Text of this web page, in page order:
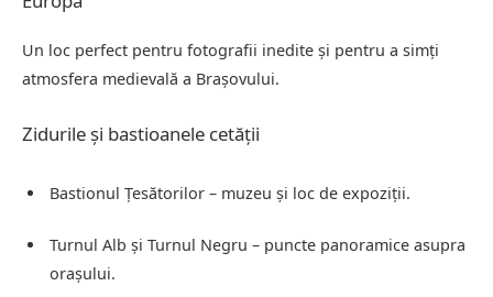
Un loc perfect pentru fotografii inedite și pentru a simți
atmosfera medievală a Brașovului.
Zidurile și bastioanele cetății
Bastionul Țesătorilor – muzeu și loc de expoziții.
Turnul Alb și Turnul Negru – puncte panoramice asupra
orașului.